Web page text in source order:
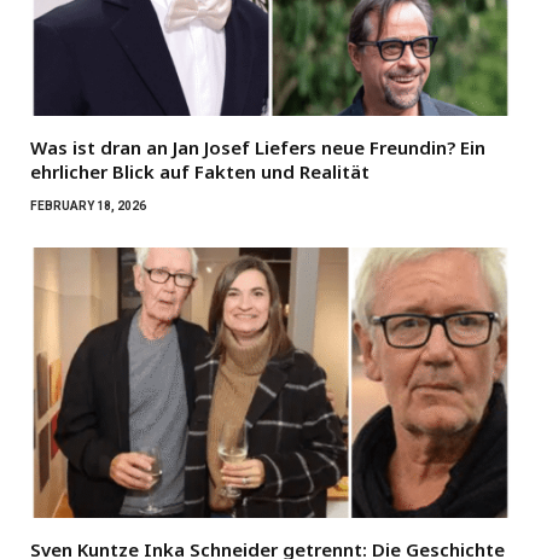
Was ist dran an Jan Josef Liefers neue Freundin? Ein
ehrlicher Blick auf Fakten und Realität
FEBRUARY 18, 2026
Sven Kuntze Inka Schneider getrennt: Die Geschichte